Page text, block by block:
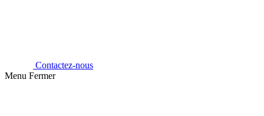
Contactez-nous
Menu Fermer